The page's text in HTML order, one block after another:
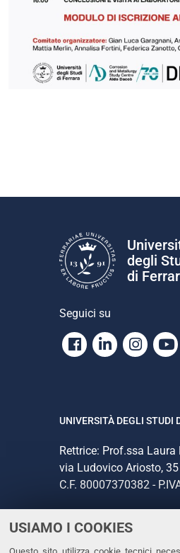
USIAMO I COOKIES
Questo sito utilizza cookie tecnici
degli
di
Seguici su
Facebook
Linkedin
UNIVERSITÀ DEGLI STUDI
Rettrice: Prof.ssa
via Ludovico Ariosto,
C.F. 80007370382 -
CONTATTI